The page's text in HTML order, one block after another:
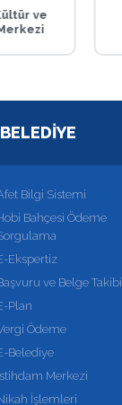
ve
Bilgi Sistemi
Bahçesi Ödeme
Ekspertiz
ve Belge Takibi
Plan
Ödeme
Belediye
Merkezi
İşlemleri